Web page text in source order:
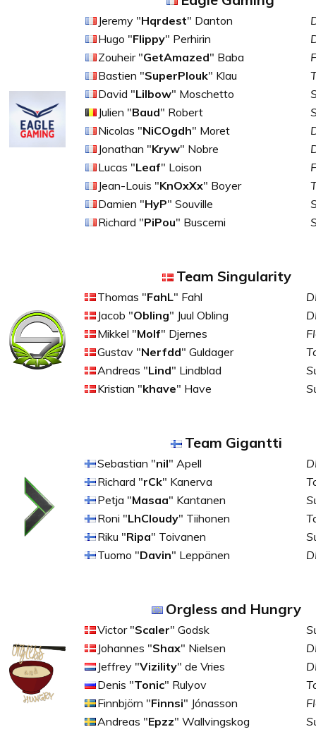
Jeremy "Hqrdest" Danton
Hugo "Flippy" Perhirin
Zouheir "GetAmazed" Baba
Bastien "SuperPlouk" Klau
David "Lilbow" Moschetto
Julien "Baud" Robert
Nicolas "NiCOgdh" Moret
Jonathan "Kryw" Nobre
Lucas "Leaf" Loison
Jean-Louis "KnOxXx" Boyer
Damien "HyP" Souville
Richard "PiPou" Buscemi
Team Singularity
Thomas "FahL" Fahl
Jacob "Obling" Juul Obling
Mikkel "Molf" Djernes
Gustav "Nerfdd" Guldager
Andreas "Lind" Lindblad
Kristian "khave" Have
Team Gigantti
Sebastian "nil" Apell
Richard "rCk" Kanerva
Petja "Masaa" Kantanen
Roni "LhCloudy" Tiihonen
Riku "Ripa" Toivanen
Tuomo "Davin" Leppänen
Orgless and Hungry
Victor "Scaler" Godsk
Johannes "Shax" Nielsen
Jeffrey "Vizility" de Vries
Denis "Tonic" Rulyov
Finnbjörn "Finnsi" Jónasson
Andreas "Epzz" Wallvingskog